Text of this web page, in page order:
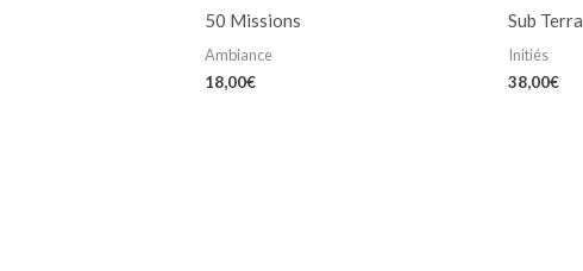
50 Missions
Ambiance
18,00€
Sub Terra
Initiés
38,00€